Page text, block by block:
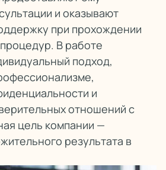
и оказывают
при прохождении
В работе
подход,
и
отношений с
цель компании —
результата в